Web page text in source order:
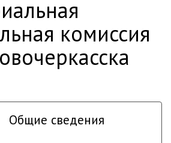
комиссия
Общие сведения